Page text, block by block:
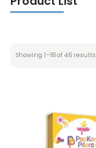
Showing 1–18of46 results